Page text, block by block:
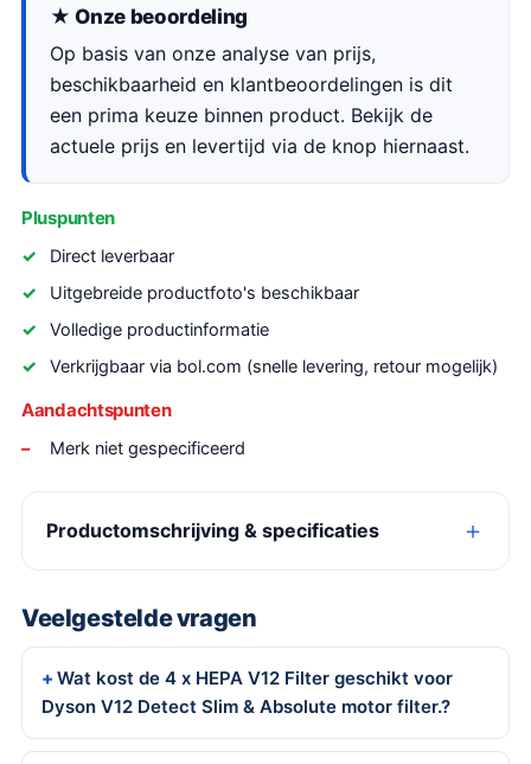
★ Onze beoordeling
Op basis van onze analyse van prijs,
beschikbaarheid en klantbeoordelingen is dit
een prima keuze binnen product. Bekijk de
actuele prijs en levertijd via de knop hiernaast.
Pluspunten
Direct leverbaar
Uitgebreide productfoto's beschikbaar
Volledige productinformatie
Verkrijgbaar via bol.com (snelle levering, retour mogelijk)
Aandachtspunten
Merk niet gespecificeerd
Productomschrijving & specificaties
Veelgestelde vragen
Wat kost de 4 x HEPA V12 Filter geschikt voor
Dyson V12 Detect Slim & Absolute motor filter.?